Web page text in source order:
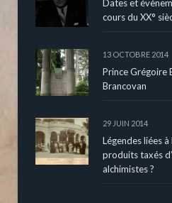
Dates et
cours du XX°
13 OCTOBRE 2014
Prince Grégoire
Brancovan
29 JUIN 2014
Légendes liées
produits taxés
alchimistes ?